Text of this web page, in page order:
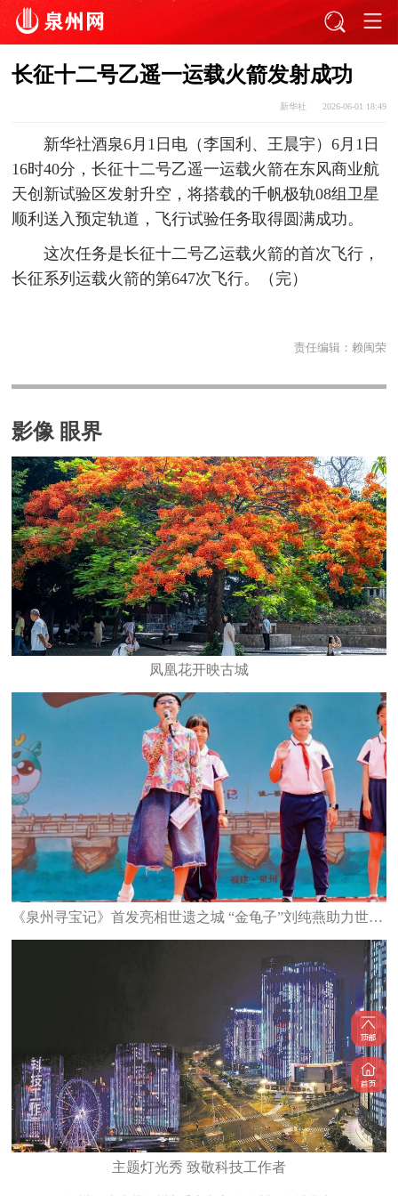
长征十二号乙遥一运载火箭发射成功
新华社 2026-06-01 18:49
新华社酒泉6月1日电（李国利、王晨宇）6月1日
16时40分，长征十二号乙遥一运载火箭在东风商业航
天创新试验区发射升空，将搭载的千帆极轨08组卫星
顺利送入预定轨道，飞行试验任务取得圆满成功。
这次任务是长征十二号乙运载火箭的首次飞行，
长征系列运载火箭的第647次飞行。（完）
责任编辑： 赖闽荣
影像 眼界
凤凰花开映古城
《泉州寻宝记》首发亮相世遗之城 “金龟子”刘纯燕助力世遗文化少年传承
主题灯光秀 致敬科技工作者